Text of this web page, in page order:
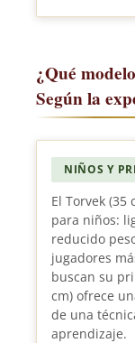
¿Qué
Según la
NIÑOS Y
El Torvek
para niños:
reducido
jugadores
buscan su
cm) ofrece
de una
aprendizaje.